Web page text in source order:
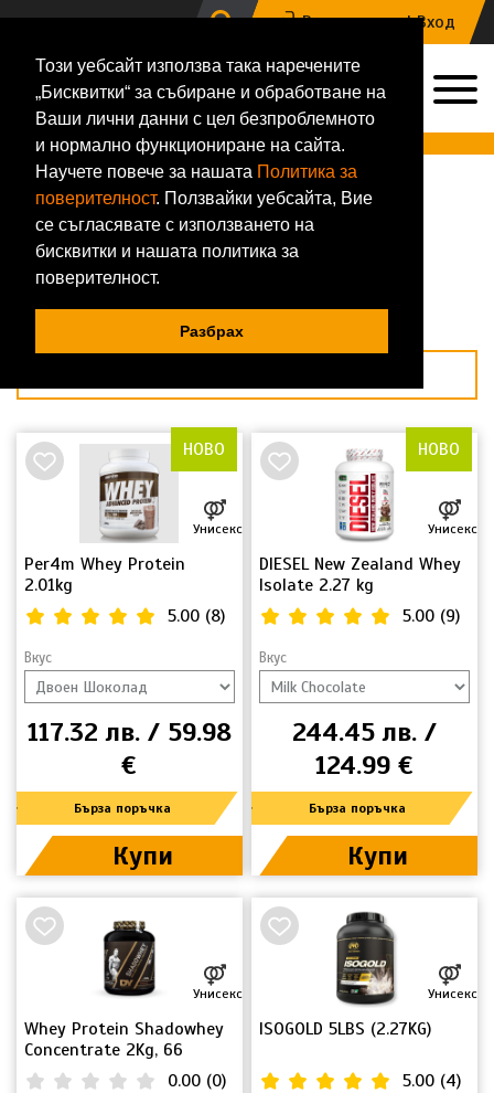
Този уебсайт използва така наречените
„Бисквитки“ за събиране и обработване на
Ваши лични данни с цел безпроблемното
и нормално функциониране на сайта.
Научете повече за нашата Политика за
поверителност. Ползвайки уебсайта, Вие
се съгласявате с използването на
бисквитки и нашата политика за
поверителност.
Разбрах
Регистрация | Вход
0884 133 648
Онлайн магазин за хранителни добавки и фитнес аксесоари
За дами Протеини
Протеини
Покажи по
НОВО
Per4m Whey Protein
2.01kg
Унисекс
5.00 (8)
Вкус
117.32 лв. / 59.98
€
Бърза поръчка
Купи
НОВО
DIESEL New Zealand Whey
Isolate 2.27 kg
Унисекс
5.00 (9)
Вкус
244.45 лв. /
124.99 €
Бърза поръчка
Купи
Whey Protein Shadowhey
Concentrate 2Kg, 66
Servings
Унисекс
0.00 (0)
ISOGOLD 5LBS (2.27KG)
Унисекс
5.00 (4)